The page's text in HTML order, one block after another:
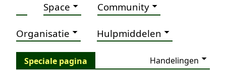
Space Community
Organisatie Hulpmiddelen
Speciale pagina Handelingen